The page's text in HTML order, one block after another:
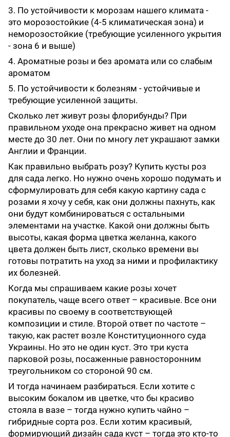
3. По устойчивости к морозам нашего климата -
это морозостойкие (4-5 климатическая зона) и
неморозостойкие (требующие усиленного укрытия
- зона 6 и выше)
4. Ароматные розы и без аромата или со слабым
ароматом
5. По устойчивости к болезням - устойчивые и
требующие усиленной защиты.
Сколько лет живут розы флорибунды? При
правильном уходе она прекрасно живет на одном
месте до 30 лет. Они по многу лет украшают замки
Англии и Франции.
Как правильно выбрать розу? Купить кусты роз
для сада легко. Но нужно очень хорошо подумать и
сформулировать для себя какую картину сада с
розами я хочу у себя, как они должны пахнуть, как
они будут комбинироваться с остальными
элементами на участке. Какой они должны быть
высоты, какая форма цветка желанна, какого
цвета должен быть лист, сколько времени вы
готовы потратить на уход за ними и профилактику
их болезней.
Когда мы спрашиваем какие розы хочет
покупатель, чаще всего ответ – красивые. Все они
красивы по своему в соответствующей
композиции и стиле. Второй ответ по частоте –
такую, как растет возле Конституционного суда
Украины. Но это не один куст. Это три куста
парковой розы, посаженные равносторонним
треугольником со стороной 90 см.
И тогда начинаем разбираться. Если хотите с
высоким бокалом ив цветке, что бы красиво
стояла в вазе – тогда нужно купить чайно –
гибридные сорта роз. Если хотим красивый,
формирующий дизайн сада куст – тогда это кто-то